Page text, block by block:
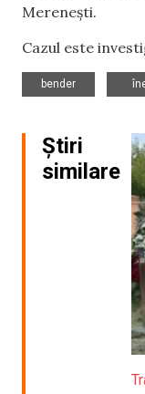
Merenești.
Cazul este
bender
Știri
similare